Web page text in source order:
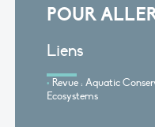
POUR
Liens
Revue : Aquatic
Ecosystems